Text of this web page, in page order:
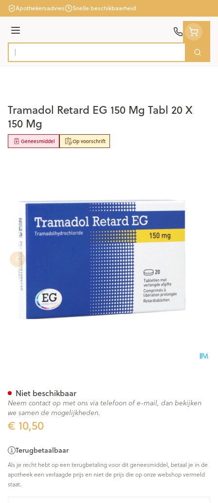
Ga naar de inhoud
Apothekersadvies Snelle beschikbaarheid
Menu
Product, merk, categorie...
Zoek
Tramadol Retard EG 150 Mg Tabl 20 X
150 Mg
Op voorschrift
Geneesmiddel
€ 10,50
Terugbetaalbaar
Als je recht hebt op een terugbetaling voor dit geneesmiddel, betaal je in de
apotheek een verlaagde prijs en niet de prijs die op onze webshop vermeld
staat.
Niet beschikbaar
Neem contact op met ons via telefoon of e-mail, dan bekijken
we samen de mogelijkheden.